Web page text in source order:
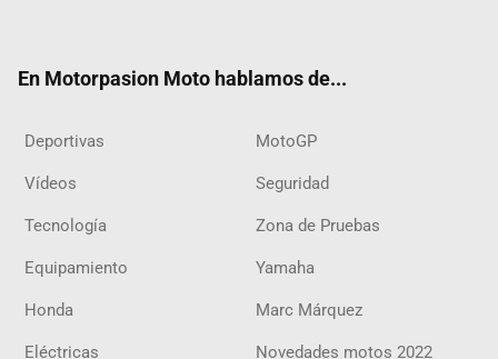
En Motorpasion Moto hablamos de...
Deportivas MotoGP
Vídeos Seguridad
Tecnología Zona de Pruebas
Equipamiento Yamaha
Honda Marc Márquez
Eléctricas Novedades motos 2022